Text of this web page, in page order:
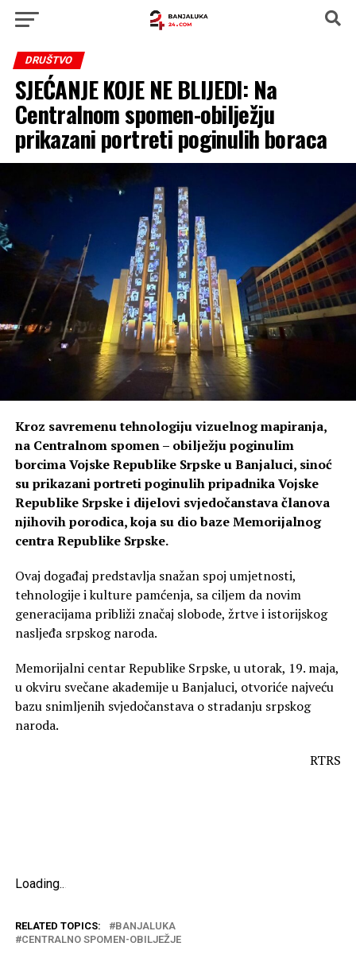
DRUŠTVO
SJEĆANJE KOJE NE BLIJEDI: Na
Centralnom spomen-obilježju
prikazani portreti poginulih boraca
Kroz savremenu tehnologiju vizuelnog mapiranja,
na Centralnom spomen – obilježju poginulim
borcima Vojske Republike Srpske u Banjaluci, sinoć
su prikazani portreti poginulih pripadnika Vojske
Republike Srpske i dijelovi svjedočanstava članova
njihovih porodica, koja su dio baze Memorijalnog
centra Republike Srpske.
Ovaj događaj predstavlja snažan spoj umjetnosti,
tehnologije i kulture pamćenja, sa ciljem da novim
generacijama približi značaj slobode, žrtve i istorijskog
nasljeđa srpskog naroda.
Memorijalni centar Republike Srpske, u utorak, 19. maja,
u okviru svečane akademije u Banjaluci, otvoriće najveću
bazu snimljenih svjedočanstava o stradanju srpskog
naroda.
RTRS
Loading..
RELATED TOPICS:
BANJALUKA
CENTRALNO SPOMEN-OBILJEŽJE